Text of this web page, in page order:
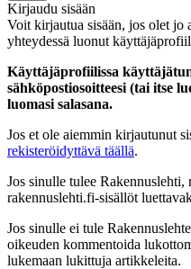
Kirjaudu sisään
Voit kirjautua sisään, jos olet jo
yhteydessä luonut
Käyttäjäprofiilissa
sähköpostiosoitteesi (tai itse
luomasi salasana.
Jos et ole aiemmin kirjautunut
rekisteröidyttävä täällä.
Jos sinulle tulee
rakennuslehti.fi-sisällöt
Jos sinulle ei tule
oikeuden kommentoida
lukemaan lukittuja artikkeleita.